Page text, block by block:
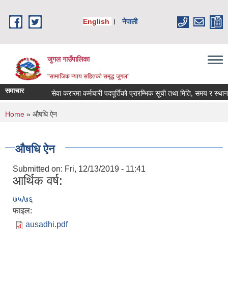
English
। नेपाली
जुगल गाउँपालिका
"सामाजिक न्याय सहितकाे समृद्ध जुगल"
समाचार सेवा करारमा कर्मचारी पदपूर्तिको प्रारम्भिक सूची तथा मिति, समय र स्थान
You are here
Home » औषधि ऐन
औषधि ऐन
Submitted on: Fri, 12/13/2019 - 11:41
आर्थिक वर्ष:
७५/७६
फाइल:
ausadhi.pdf